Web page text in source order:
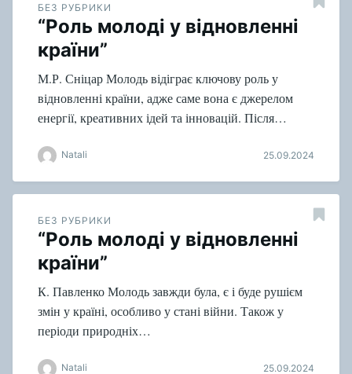
БЕЗ РУБРИКИ
“Роль молоді у відновленні
країни”
М.Р. Сніцар Молодь відіграє ключову роль у
відновленні країни, адже саме вона є джерелом
енергії, креативних ідей та інновацій. Після…
Natali 25.09.2024
БЕЗ РУБРИКИ
“Роль молоді у відновленні
країни”
К. Павленко Молодь завжди була, є і буде рушієм
змін у країні, особливо у стані війни. Також у
періоди природніх…
Natali 25.09.2024